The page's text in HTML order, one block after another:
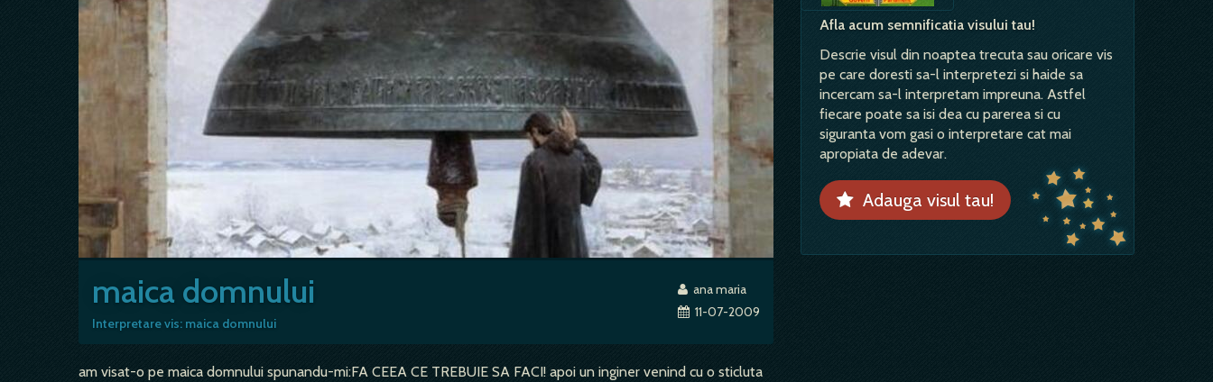
maica domnului
Interpretare vis: maica domnului
ana maria
11-07-2009
am visat-o pe maica domnului spunandu-mi:FA CEEA CE TREBUIE SA FACI! apoi un inginer venind cu o sticluta
Afla acum semnificatia visului tau!
Descrie visul din noaptea trecuta sau oricare vis
pe care doresti sa-l interpretezi si haide sa
incercam sa-l interpretam impreuna. Astfel
fiecare poate sa isi dea cu parerea si cu
siguranta vom gasi o interpretare cat mai
apropiata de adevar.
Adauga visul tau!